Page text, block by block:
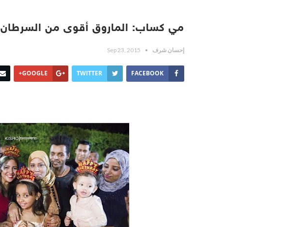
مي كساب: الماروق أقوى من السرطان
إحسان شرف Sep 23, 2015
FACEBOOK
TWITTER
GOOGLE+